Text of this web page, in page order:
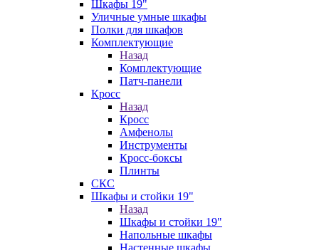
Шкафы 19"
Уличные умные шкафы
Полки для шкафов
Комплектующие
Назад
Комплектующие
Патч-панели
Кросс
Назад
Кросс
Амфенолы
Инструменты
Кросс-боксы
Плинты
СКС
Шкафы и стойки 19"
Назад
Шкафы и стойки 19"
Напольные шкафы
Настенные шкафы